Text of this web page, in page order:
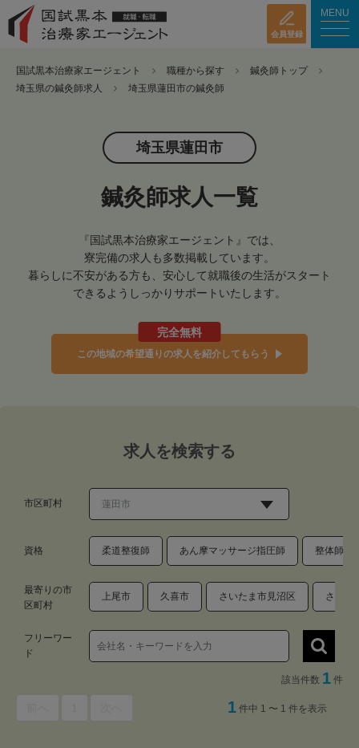
会員登録
MENU
国試黒本治療家エージェント 職種から探す
鍼灸師トップ
埼玉県の鍼灸師求人
埼玉県蓮田市の鍼灸師
埼玉県蓮田市
鍼灸師求人一覧
『国試黒本治療家エージェント』では、
寮完備の求人も多数掲載しています。
暮らしに不安がある方も、安心して就職後の生活がスタート
できるようしっかりサポートいたします。
完全無料
この地域の希望通りの求人を紹介してもらう
求人を検索する
市区町村
資格 柔道整復師 あん摩マッサージ指圧師 整体師・
最寄りの市
区町村
上尾市 久喜市 さいたま市見沼区 さいた
フリーワー
ド
該当件数 1 件
1 件中 1 〜 1 件を表示